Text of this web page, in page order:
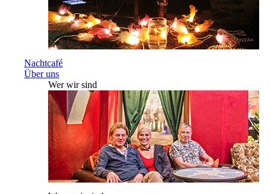
Nachtcafé
Über uns
Wer wir sind